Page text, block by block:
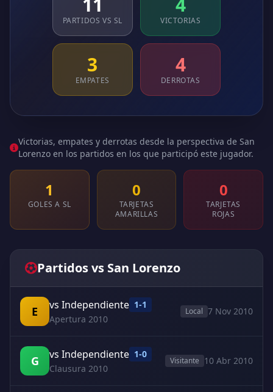
PARTIDOS VS SL VICTORIAS
3
EMPATES
4
DERROTAS
Victorias, empates y derrotas desde la perspectiva de San
Lorenzo en los partidos en los que participó este jugador.
1
GOLES A SL
0
TARJETAS
AMARILLAS
0
TARJETAS
ROJAS
Partidos vs San Lorenzo
E vs Independiente 1-1
Apertura 2010
Local 7 Nov 2010
G vs Independiente 1-0
Clausura 2010
Visitante 10 Abr 2010